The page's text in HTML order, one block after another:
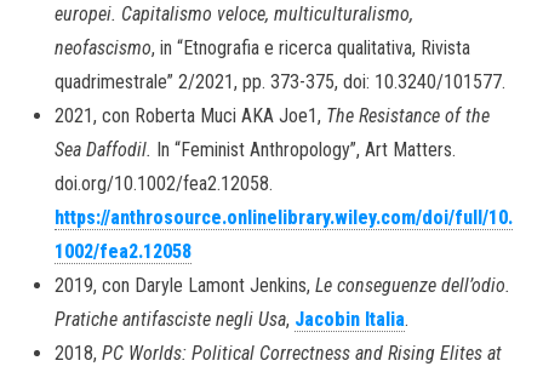
europei. Capitalismo veloce, multiculturalismo,
neofascismo, in “Etnografia e ricerca qualitativa, Rivista
quadrimestrale” 2/2021, pp. 373-375, doi: 10.3240/101577.
2021, con Roberta Muci AKA Joe1, The Resistance of the
Sea Daffodil. In “Feminist Anthropology”, Art Matters.
doi.org/10.1002/fea2.12058.
https://anthrosource.onlinelibrary.wiley.com/doi/full/10.
1002/fea2.12058
2019, con Daryle Lamont Jenkins, Le conseguenze dell’odio.
Pratiche antifasciste negli Usa, Jacobin Italia.
2018, PC Worlds: Political Correctness and Rising Elites at